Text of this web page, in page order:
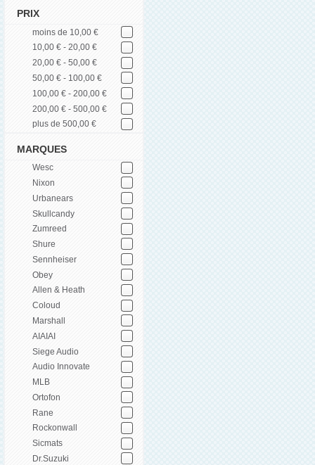
PRIX
moins de 10,00 €
10,00 € - 20,00 €
20,00 € - 50,00 €
50,00 € - 100,00 €
100,00 € - 200,00 €
200,00 € - 500,00 €
plus de 500,00 €
MARQUES
Wesc
Nixon
Urbanears
Skullcandy
Zumreed
Shure
Sennheiser
Obey
Allen & Heath
Coloud
Marshall
AIAIAI
Siege Audio
Audio Innovate
MLB
Ortofon
Rane
Rockonwall
Sicmats
Dr.Suzuki